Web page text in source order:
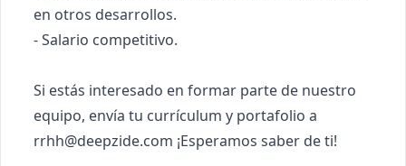
en otros desarrollos.
- Salario competitivo.
Si estás interesado en formar parte de nuestro
rrhh@deepzide.com